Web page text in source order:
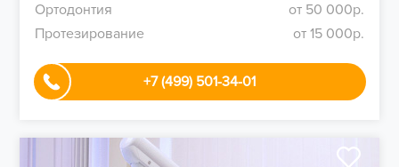
Ортодонтия
от 50 000р.
Протезирование
от 15 000р.
+7 (499) 501-34-01